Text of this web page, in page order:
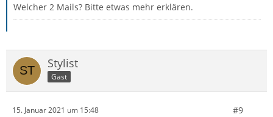
Welcher 2 Mails? Bitte etwas mehr erklären.
Stylist
Gast
15. Januar 2021 um 15:48 #9